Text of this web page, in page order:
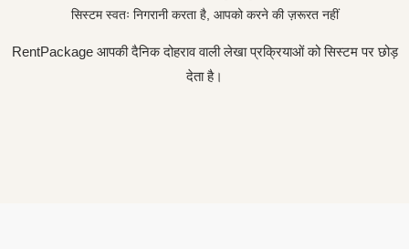
सिस्टम स्वतः निगरानी करता है, आपको करने की ज़रूरत नहीं
RentPackage आपकी दैनिक दोहराव वाली लेखा प्रक्रियाओं को सिस्टम पर छोड़
देता है।